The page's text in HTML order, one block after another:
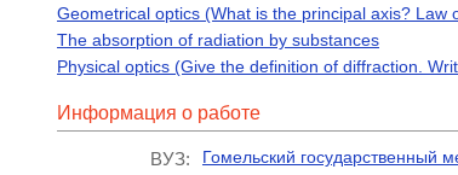
Geometrical optics (What is the principal axis?
The absorption of radiation by substances
Physical optics (Give the definition of diffraction.
Информация о работе
ВУЗ: Гомельский государственный